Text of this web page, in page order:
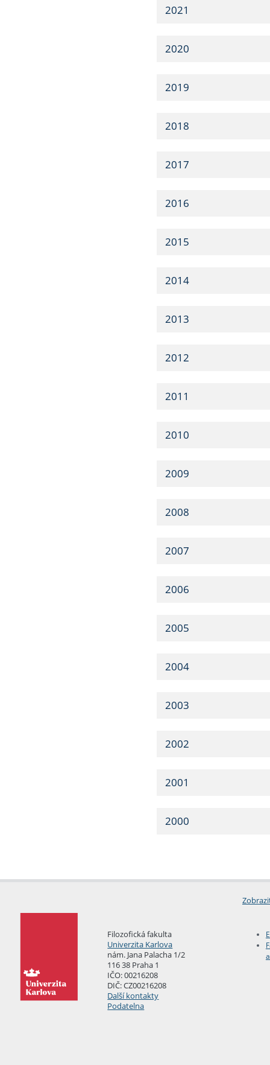
2021
2020
2019
2018
2017
2016
2015
2014
2013
2012
2011
2010
2009
2008
2007
2006
2005
2004
2003
2002
2001
2000
Filozofická fakulta
Univerzita Karlova
nám. Jana Palacha 1/2
116 38 Praha 1
IČO: 00216208
DIČ: CZ00216208
Další kontakty
Podatelna